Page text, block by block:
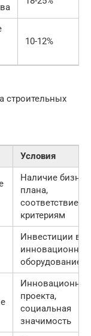
10-12%
строительных
Условия
Наличие
плана,
соответствие
критериям
Инвестиции в
инновационное
оборудование
проекта,
социальная
значимость